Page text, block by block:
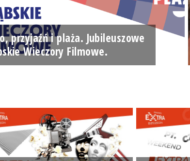
przyjaźń i plaża. Jubileuszowe
Wieczory Filmowe.